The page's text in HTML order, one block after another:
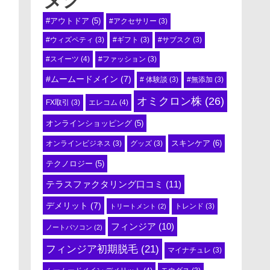
#アウトドア (5) #アクセサリー (3)
#ウィズペティ (3) #ギフト (3) #サブスク (3)
#スイーツ (4) #ファッション (3)
#ムームードメイン (7) # 体験談 (3) #無添加 (3)
FX取引 (3) エレコム (4) オミクロン株 (26)
オンラインショッピング (5)
オンラインビジネス (3) グッズ (3) スキンケア (6)
テクノロジー (5)
テラスファクタリング口コミ (11)
デメリット (7) トリートメント (2) トレンド (3)
ノートパソコン (2) フィンジア (10)
フィンジア初期脱毛 (21) マイナチュレ (3)